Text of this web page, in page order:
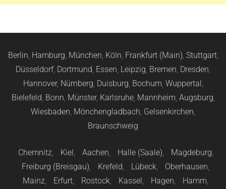
Berlin, Hamburg, München, Köln, Frankfurt (Main), Stuttgart,
Düsseldorf, Dortmund, Essen, Leipzig, Bremen, Dresden,
Hannover, Nürnberg, Duisburg, Bochum, Wuppertal,
Bielefeld, Bonn, Münster, Karlsruhe, Mannheim, Augsburg,
Wiesbaden, Mönchengladbach, Gelsenkirchen,
Braunschweig
Chemnitz, Kiel, Aachen, Halle (Saale), Magdeburg,
Freiburg (Breisgau), Krefeld, Lübeck, Oberhausen,
Mainz, Erfurt, Rostock, Kassel, Hagen, Hamm,